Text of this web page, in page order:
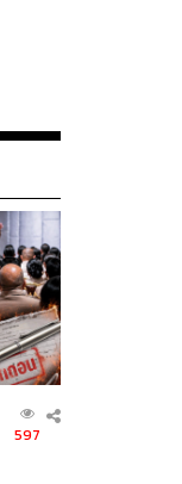
597